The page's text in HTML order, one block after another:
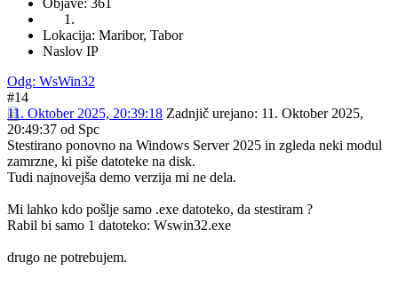
Objave: 361
Lokacija: Maribor, Tabor
Naslov IP
Odg: WsWin32
#14
11. Oktober 2025, 20:39:18 Zadnjič urejano: 11. Oktober 2025,
20:49:37 od Spc
Stestirano ponovno na Windows Server 2025 in zgleda neki modul
zamrzne, ki piše datoteke na disk.
Tudi najnovejša demo verzija mi ne dela.
Mi lahko kdo pošlje samo .exe datoteko, da stestiram ?
Rabil bi samo 1 datoteko: Wswin32.exe
drugo ne potrebujem.